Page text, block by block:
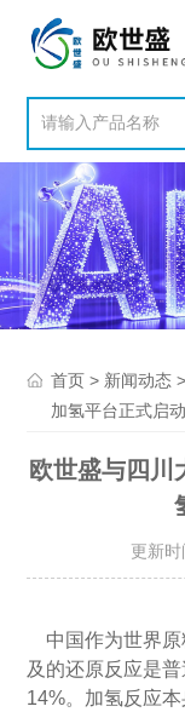
首页 > 新闻动态
加氢平台正式启动
欧世盛与四川
更新时
中国作为世界原
及的还原反应是
14%。加氢反应